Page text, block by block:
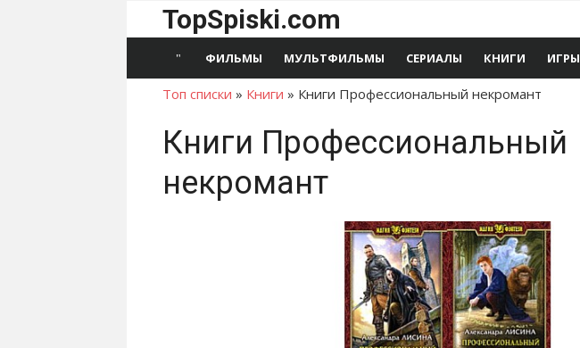
TopSpiski.com
ФИЛЬМЫ МУЛЬТФИЛЬМЫ СЕРИАЛЫ КНИГИ ИГРЫ
Топ списки » Книги » Книги Профессиональный некромант
Книги Профессиональный
некромант